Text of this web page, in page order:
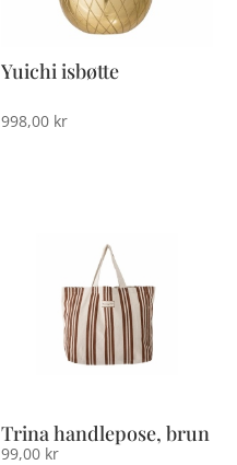
Yuichi isbøtte
998,00 kr
Trina handlepose, brun
99,00 kr